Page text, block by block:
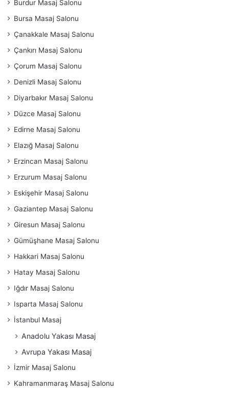
Burdur Masaj Salonu
Bursa Masaj Salonu
Çanakkale Masaj Salonu
Çankırı Masaj Salonu
Çorum Masaj Salonu
Denizli Masaj Salonu
Diyarbakır Masaj Salonu
Düzce Masaj Salonu
Edirne Masaj Salonu
Elazığ Masaj Salonu
Erzincan Masaj Salonu
Erzurum Masaj Salonu
Eskişehir Masaj Salonu
Gaziantep Masaj Salonu
Giresun Masaj Salonu
Gümüşhane Masaj Salonu
Hakkari Masaj Salonu
Hatay Masaj Salonu
Iğdır Masaj Salonu
Isparta Masaj Salonu
İstanbul Masaj
Anadolu Yakası Masaj
Avrupa Yakası Masaj
İzmir Masaj Salonu
Kahramanmaraş Masaj Salonu